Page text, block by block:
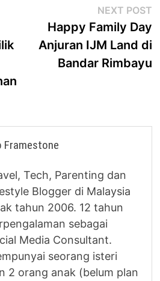
NEXT POST
Happy Family Day
Anjuran IJM Land di
Bandar Rimbayu
Framestone
Tech, Parenting dan
Blogger di Malaysia
tahun 2006. 12 tahun
sebagai
Media Consultant.
seorang isteri
2 orang anak (belum plan